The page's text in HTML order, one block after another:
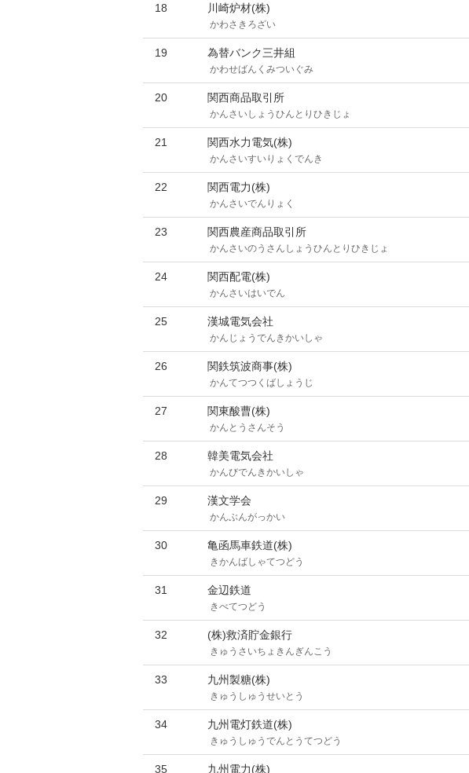
18 川崎炉材(株)
かわさきろざい
19 為替バンク三井組
かわせばんくみついぐみ
20 関西商品取引所
かんさいしょうひんとりひきじょ
21 関西水力電気(株)
かんさいすいりょくでんき
22 関西電力(株)
かんさいでんりょく
23 関西農産商品取引所
かんさいのうさんしょうひんとりひきじょ
24 関西配電(株)
かんさいはいでん
25 漢城電気会社
かんじょうでんきかいしゃ
26 関鉄筑波商事(株)
かんてつつくばしょうじ
27 関東酸曹(株)
かんとうさんそう
28 韓美電気会社
かんびでんきかいしゃ
29 漢文学会
かんぶんがっかい
30 亀函馬車鉄道(株)
きかんばしゃてつどう
31 金辺鉄道
きべてつどう
32 (株)救済貯金銀行
きゅうさいちょきんぎんこう
33 九州製糖(株)
きゅうしゅうせいとう
34 九州電灯鉄道(株)
きゅうしゅうでんとうてつどう
35 九州電力(株)